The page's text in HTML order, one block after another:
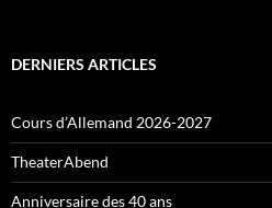
DERNIERS ARTICLES
Cours d’Allemand 2026-2027
TheaterAbend
Anniversaire des 40 ans